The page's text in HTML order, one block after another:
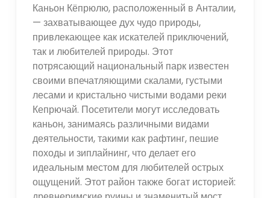
Каньон Кёпрюлю, расположенный в Анталии,
— захватывающее дух чудо природы,
привлекающее как искателей приключений,
так и любителей природы. Этот
потрясающий национальный парк известен
своими впечатляющими скалами, густыми
лесами и кристально чистыми водами реки
Кепрючай. Посетители могут исследовать
каньон, занимаясь различными видами
деятельности, такими как рафтинг, пешие
походы и зиплайнинг, что делает его
идеальным местом для любителей острых
ощущений. Этот район также богат историей: